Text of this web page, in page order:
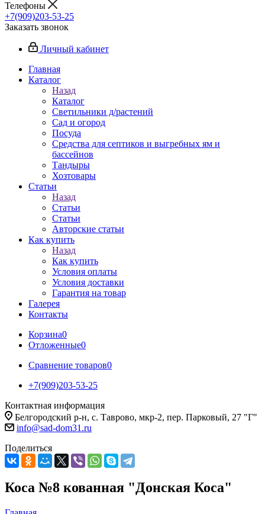
Телефоны
+7(909)203-53-25
Заказать звонок
Личный кабинет
Главная
Каталог
Назад
Каталог
Светильники д/растений
Сад и огород
Посуда
Средства для септиков и выгребных ям и
бассейнов
Тандыры
Хозтовары
Статьи
Назад
Статьи
Статьи
Авторские статьи
Как купить
Назад
Как купить
Условия оплаты
Условия доставки
Гарантия на товар
Галерея
Контакты
Корзина0
Отложенные0
Сравнение товаров0
+7(909)203-53-25
Контактная информация
Белгородский р-н, с. Таврово, мкр-2, пер. Парковый, 27 "Г"
info@sad-dom31.ru
Поделиться
Коса №8 кованная "Донская Коса"